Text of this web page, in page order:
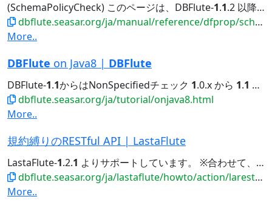
(SchemaPolicyCheck) このページは、DBFlute-1.1.2 以降を前提としています。 (
dbflute.seasar.org/ja/manual/reference/dfprop/schemapolicy/index.html
More..
DBFlute on Java8 | DBFlute
DBFlute-1.1からはNonSpecifiedチェック 1.0.x から 1.1
dbflute.seasar.org/ja/tutorial/onjava8.html
More..
規約縛りのRESTful API | LastaFlute
LastaFlute-1.2.1 よりサポートしています。 ※合わせて、LastaMeta-0.5.
dbflute.seasar.org/ja/lastaflute/howto/action/larestfulapi.html
More..